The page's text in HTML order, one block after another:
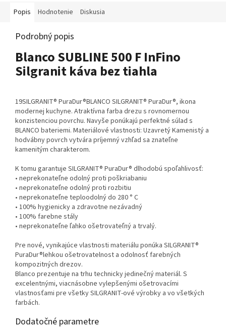
Popis Hodnotenie Diskusia
Podrobný popis
Blanco SUBLINE 500 F InFino
Silgranit káva bez tiahla
19SILGRANIT® PuraDur®BLANCO SILGRANIT® PuraDur®, ikona
modernej kuchyne. Atraktívna farba drezu s rovnomernou
konzistenciou povrchu. Navyše ponúkajú perfektné súlad s
BLANCO bateriemi. Materiálové vlastnosti: Uzavretý Kamenistý a
hodvábny povrch vytvára príjemný vzhľad sa znateľne
kamenitým charakterom.
K tomu garantuje SILGRANIT® PuraDur® dlhodobú spoľahlivosť:
• neprekonateľne odolný proti poškriabaniu
• neprekonateľne odolný proti rozbitiu
• neprekonateľne teploodolný do 280 ° C
• 100% hygienicky a zdravotne nezávadný
• 100% farebne stály
• neprekonateľne ľahko ošetrovateľný a trvalý.
Pre nové, vynikajúce vlastnosti materiálu ponúka SILGRANIT®
PuraDur®lehkou ošetrovatelnost a odolnosť farebných
kompozitných drezov.
Blanco prezentuje na trhu technicky jedinečný materiál. S
excelentnými, viacnásobne vylepšenými ošetrovacími
vlastnosťami pre všetky SILGRANIT-ové výrobky a vo všetkých
farbách.
Dodatočné parametre